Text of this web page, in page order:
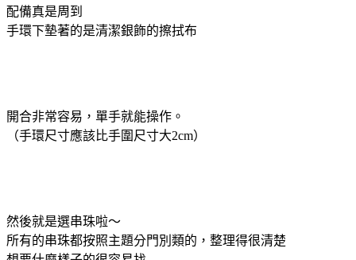
配備真是周到
手環下墊著的是清潔銀飾的擦拭布
開合非常容易，單手就能操作。
（手環尺寸應該比手圍尺寸大2cm）
然後就是選串珠啦～
所有的串珠都按照主題分門別類的，整理得很清楚